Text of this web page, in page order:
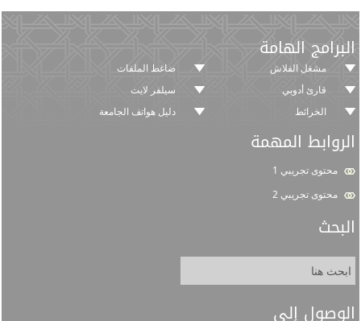
البرامج الهامة
مشغل الفلاش
ضاغط الملفات
قارئ أدوبي
سيلفر لايت
الخرائط
دليل هواتف الجامعة
الروابط المهمة
محتوى تجريبي 1
محتوى تجريبي 2
البحث
الوصول إلي